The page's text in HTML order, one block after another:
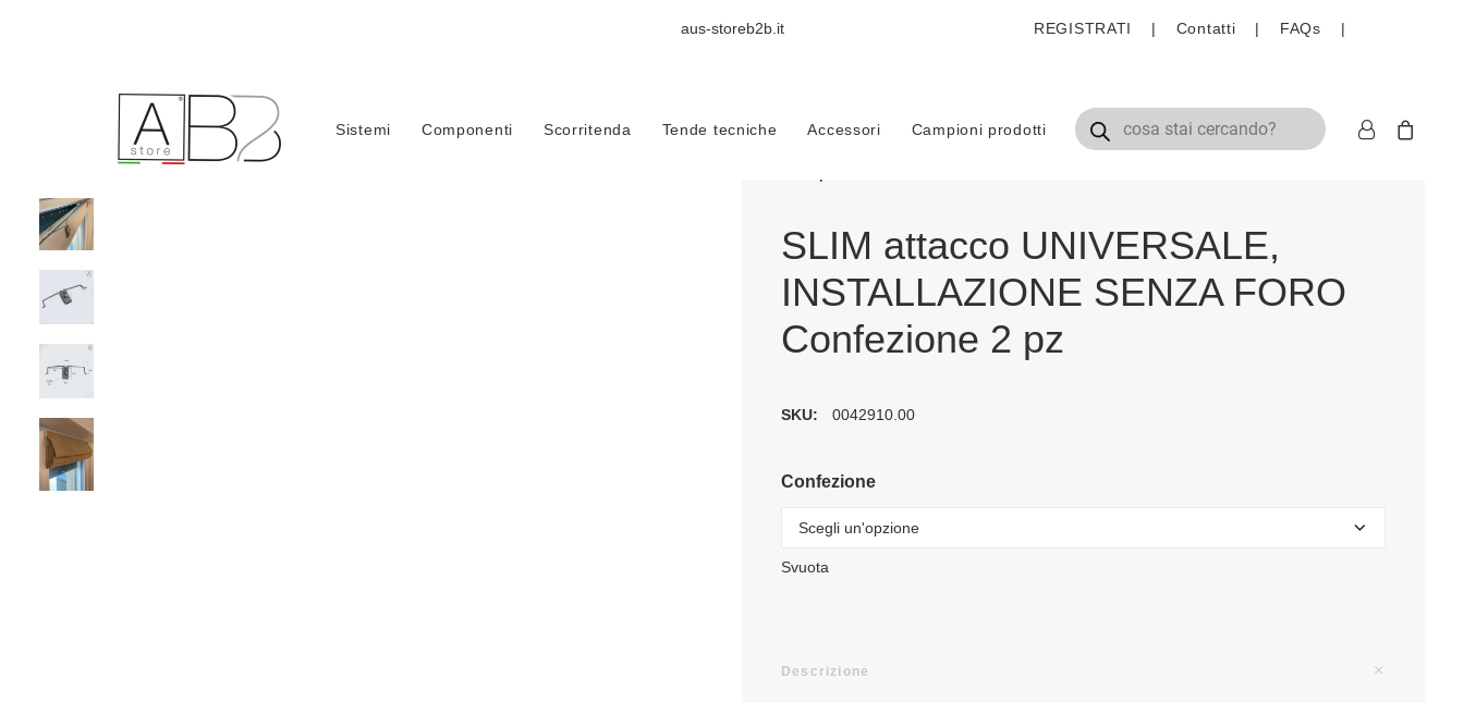
aus-storeb2b.it REGISTRATI | Contatti | FAQs |
Sistemi Componenti Scorritenda Tende tecniche Accessori Campioni prodotti Ricerca prodotti
SLIM attacco UNIVERSALE,
INSTALLAZIONE SENZA FORO
Confezione 2 pz
SKU: 0042910.00
Confezione
Svuota
Descrizione